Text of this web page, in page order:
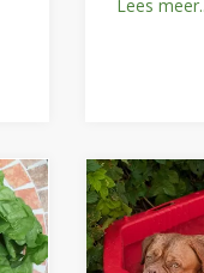
Lees